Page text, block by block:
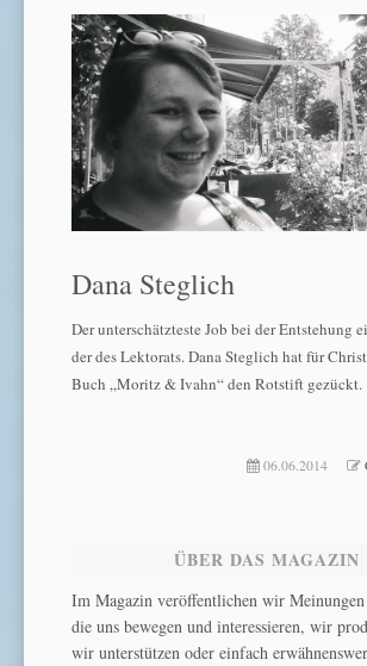
Dana Steglich
Der unterschätzteste Job bei der Entstehung
der des Lektorats. Dana Steglich hat für
Buch „Moritz & Ivahn“ den Rotstift gezückt.
06.06.2014
ÜBER DAS MAGAZIN
Im Magazin veröffentlichen wir
die uns bewegen und interessieren, wir
wir unterstützen oder einfach